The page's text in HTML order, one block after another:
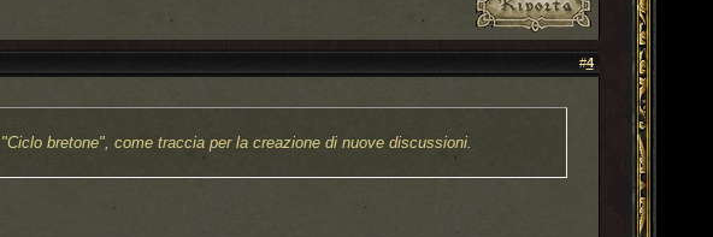
#4
bretone", come traccia per la creazione di nuove discussioni.